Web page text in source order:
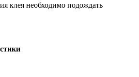
клея необходимо подождать